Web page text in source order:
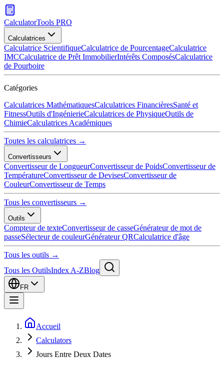
CalculatorTools PRO
Calculatrices
Calculatrice ScientifiqueCalculatrice de PourcentageCalculatrice
IMCCalculatrice de Prêt ImmobilierIntérêts ComposésCalculatrice
de Pourboire
Catégories
Calculatrices MathématiquesCalculatrices FinancièresSanté et
FitnessOutils d'IngénierieCalculatrices de PhysiqueOutils de
ChimieCalculatrices Académiques
Toutes les calculatrices →
Convertisseurs
Convertisseur de LongueurConvertisseur de PoidsConvertisseur de
TempératureConvertisseur de DevisesConvertisseur de
CouleurConvertisseur de Temps
Tous les convertisseurs →
Outils
Compteur de texteConvertisseur de casseGénérateur de mot de
passeSélecteur de couleurGénérateur QRCalculatrice d'âge
Tous les outils →
Tous les OutilsIndex A-ZBlog
FR
Accueil
Calculators
Jours Entre Deux Dates